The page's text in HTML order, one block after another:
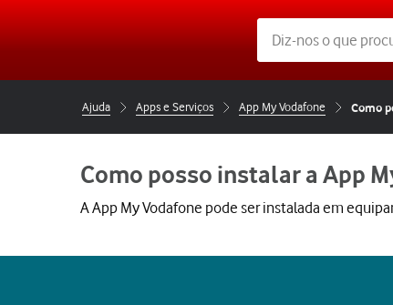
Ajuda Apps e Serviços App My Vodafone Como
Como posso instalar a App
A App My Vodafone pode ser instalada em